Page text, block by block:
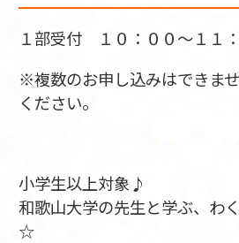
１部受付 １０：００～１１
※複数のお申し込みはできま
ください。
小学生以上対象♪
和歌山大学の先生と学ぶ、わ
☆